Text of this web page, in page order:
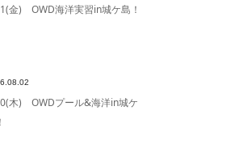
金) OWD海洋実習in城ケ島！
木) OWDプール&海洋in城ケ